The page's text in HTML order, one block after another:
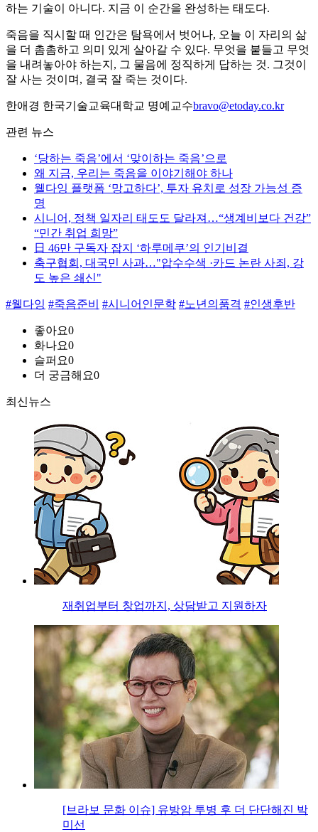
하는 기술이 아니다. 지금 이 순간을 완성하는 태도다.
죽음을 직시할 때 인간은 탐욕에서 벗어나, 오늘 이 자리의 삶
을 더 촘촘하고 의미 있게 살아갈 수 있다. 무엇을 붙들고 무엇
을 내려놓아야 하는지, 그 물음에 정직하게 답하는 것. 그것이
잘 사는 것이며, 결국 잘 죽는 것이다.
한애경 한국기술교육대학교 명예교수bravo@etoday.co.kr
관련 뉴스
‘당하는 죽음’에서 ‘맞이하는 죽음’으로
왜 지금, 우리는 죽음을 이야기해야 하나
웰다잉 플랫폼 ‘망고하다’, 투자 유치로 성장 가능성 증
명
시니어, 정책 일자리 태도도 달라져…“생계비보다 건강”
“민간 취업 희망”
日 46만 구독자 잡지 ‘하루메쿠’의 인기비결
축구협회, 대국민 사과…"압수수색 ·카드 논란 사죄, 강
도 높은 쇄신"
#웰다잉 #죽음준비 #시니어인문학 #노년의품격 #인생후반
좋아요0
화나요0
슬퍼요0
더 궁금해요0
최신뉴스
재취업부터 창업까지, 상담받고 지원하자
[브라보 문화 이슈] 유방암 투병 후 더 단단해진 박
미선